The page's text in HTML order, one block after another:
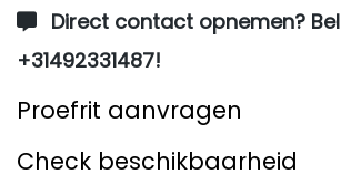
Direct contact opnemen? Bel
+31492331487!
Proefrit aanvragen
Check beschikbaarheid